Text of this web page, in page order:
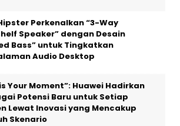
Perkenalkan “3-Way
Speaker” dengan Desain
Bass” untuk Tingkatkan
Audio Desktop
Your Moment”: Huawei Hadirkan
Potensi Baru untuk Setiap
Lewat Inovasi yang Mencakup
Skenario